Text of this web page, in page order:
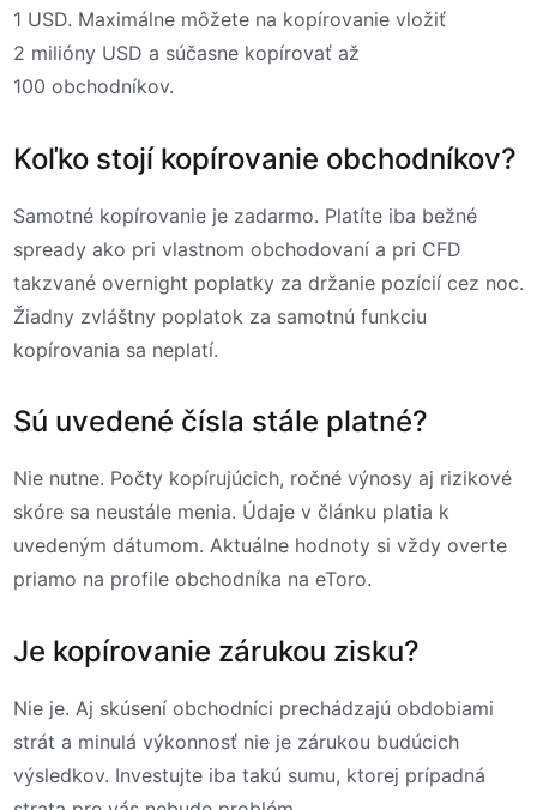
1 USD. Maximálne môžete na kopírovanie vložiť
2 milióny USD a súčasne kopírovať až
100 obchodníkov.
Koľko stojí kopírovanie obchodníkov?
Samotné kopírovanie je zadarmo. Platíte iba bežné
spready ako pri vlastnom obchodovaní a pri CFD
takzvané overnight poplatky za držanie pozícií cez noc.
Žiadny zvláštny poplatok za samotnú funkciu
kopírovania sa neplatí.
Sú uvedené čísla stále platné?
Nie nutne. Počty kopírujúcich, ročné výnosy aj rizikové
skóre sa neustále menia. Údaje v článku platia k
uvedeným dátumom. Aktuálne hodnoty si vždy overte
priamo na profile obchodníka na eToro.
Je kopírovanie zárukou zisku?
Nie je. Aj skúsení obchodníci prechádzajú obdobiami
strát a minulá výkonnosť nie je zárukou budúcich
výsledkov. Investujte iba takú sumu, ktorej prípadná